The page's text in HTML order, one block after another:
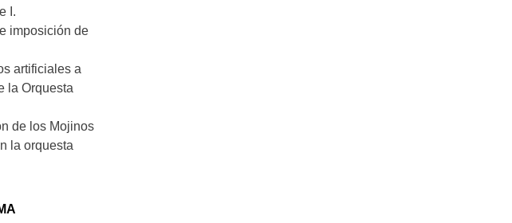
I.
imposición de
artificiales a
la Orquesta
de los Mojinos
la orquesta